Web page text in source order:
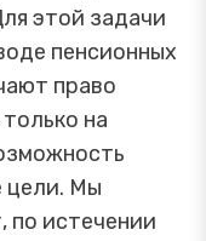
этой задачи
пенсионных
право
на
цели. Мы
по истечении